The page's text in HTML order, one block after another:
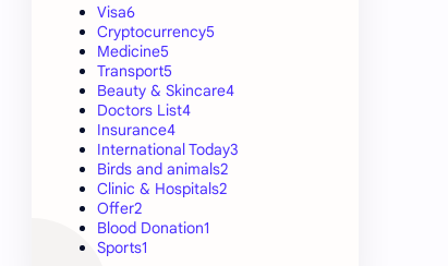
Visa6
Cryptocurrency5
Medicine5
Transport5
Beauty & Skincare4
Doctors List4
Insurance4
International Today3
Birds and animals2
Clinic & Hospitals2
Offer2
Blood Donation1
Sports1